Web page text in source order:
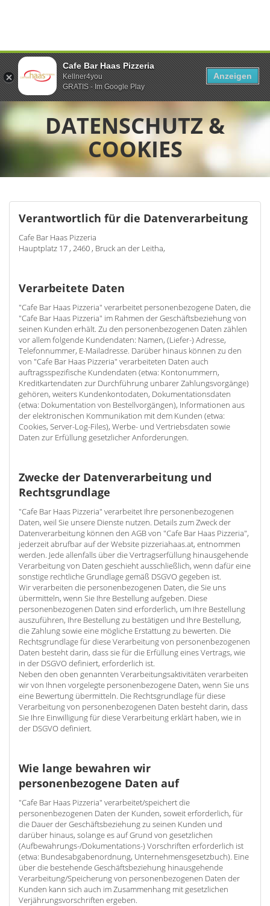
DATENSCHUTZ &
COOKIES
Verantwortlich für die Datenverarbeitung
Cafe Bar Haas Pizzeria
Hauptplatz 17 , 2460 , Bruck an der Leitha,
Verarbeitete Daten
"Cafe Bar Haas Pizzeria" verarbeitet personenbezogene Daten, die
"Cafe Bar Haas Pizzeria" im Rahmen der Geschäftsbeziehung von
seinen Kunden erhält. Zu den personenbezogenen Daten zählen
vor allem folgende Kundendaten: Namen, (Liefer-) Adresse,
Telefonnummer, E-Mailadresse. Darüber hinaus können zu den
von "Cafe Bar Haas Pizzeria" verarbeiteten Daten auch
auftragsspezifische Kundendaten (etwa: Kontonummern,
Kreditkartendaten zur Durchführung unbarer Zahlungsvorgänge)
gehören, weiters Kundenkontodaten, Dokumentationsdaten
(etwa: Dokumentation von Bestellvorgängen), Informationen aus
der elektronischen Kommunikation mit dem Kunden (etwa:
Cookies, Server-Log-Files), Werbe- und Vertriebsdaten sowie
Daten zur Erfüllung gesetzlicher Anforderungen.
Zwecke der Datenverarbeitung und
Rechtsgrundlage
"Cafe Bar Haas Pizzeria" verarbeitet Ihre personenbezogenen
Daten, weil Sie unsere Dienste nutzen. Details zum Zweck der
Datenverarbeitung können den AGB von "Cafe Bar Haas Pizzeria",
jederzeit abrufbar auf der Website pizzeriahaas.at, entnommen
werden. Jede allenfalls über die Vertragserfüllung hinausgehende
Verarbeitung von Daten geschieht ausschließlich, wenn dafür eine
sonstige rechtliche Grundlage gemäß DSGVO gegeben ist.
Wir verarbeiten die personenbezogenen Daten, die Sie uns
übermitteln, wenn Sie Ihre Bestellung aufgeben. Diese
personenbezogenen Daten sind erforderlich, um Ihre Bestellung
auszuführen, Ihre Bestellung zu bestätigen und Ihre Bestellung,
die Zahlung sowie eine mögliche Erstattung zu bewerten. Die
Rechtsgrundlage für diese Verarbeitung von personenbezogenen
Daten besteht darin, dass sie für die Erfüllung eines Vertrags, wie
in der DSGVO definiert, erforderlich ist.
Neben den oben genannten Verarbeitungsaktivitäten verarbeiten
wir von Ihnen vorgelegte personenbezogene Daten, wenn Sie uns
eine Bewertung übermitteln. Die Rechtsgrundlage für diese
Verarbeitung von personenbezogenen Daten besteht darin, dass
Sie Ihre Einwilligung für diese Verarbeitung erklärt haben, wie in
der DSGVO definiert.
Wie lange bewahren wir
personenbezogene Daten auf
"Cafe Bar Haas Pizzeria" verarbeitet/speichert die
personenbezogenen Daten der Kunden, soweit erforderlich, für
die Dauer der Geschäftsbeziehung zu seinen Kunden und
darüber hinaus, solange es auf Grund von gesetzlichen
(Aufbewahrungs-/Dokumentations-) Vorschriften erforderlich ist
(etwa: Bundesabgabenordnung, Unternehmensgesetzbuch). Eine
über die bestehende Geschäftsbeziehung hinausgehende
Verarbeitung/Speicherung von personenbezogenen Daten der
Kunden kann sich auch im Zusammenhang mit gesetzlichen
Verjährungsvorschriften ergeben.
Cafe Bar Haas Pizzeria
Kellner4you
GRATIS - Im Google Play
Anzeigen